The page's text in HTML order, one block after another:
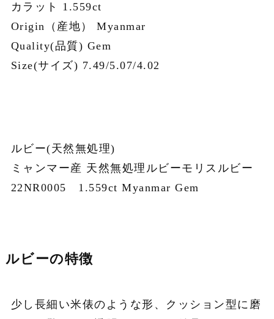
カラット 1.559ct
Origin（産地） Myanmar
Quality(品質) Gem
Size(サイズ) 7.49/5.07/4.02
ルビー(天然無処理)
ミャンマー産 天然無処理ルビーモリスルビー
22NR0005 1.559ct Myanmar Gem
ルビーの特徴
少し長細い米俵のような形、クッション型に磨